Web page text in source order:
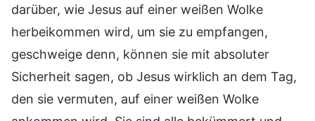
darüber, wie Jesus auf einer weißen Wolke
herbeikommen wird, um sie zu empfangen,
geschweige denn, können sie mit absoluter
Sicherheit sagen, ob Jesus wirklich an dem Tag,
den sie vermuten, auf einer weißen Wolke